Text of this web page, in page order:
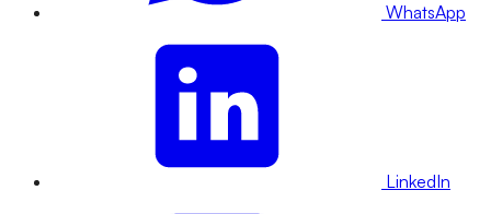
WhatsApp
LinkedIn